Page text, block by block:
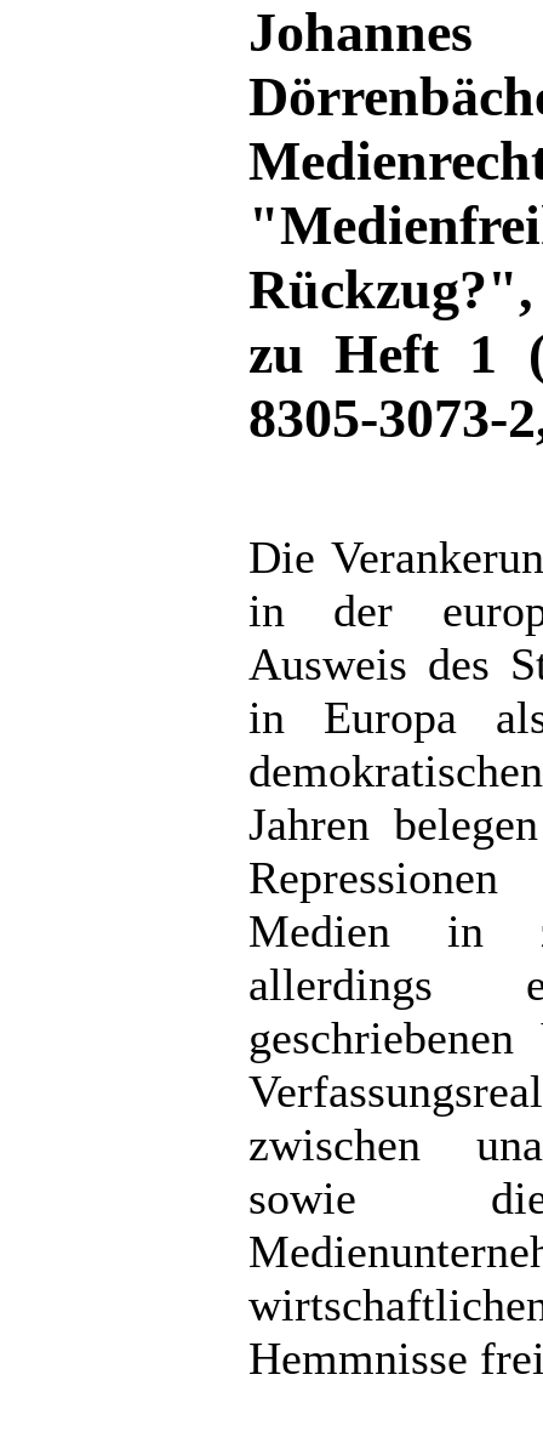
zu Heft 1
8305-3073-
Die
in der
Ausweis des
in Europa
Jahren
Medien in
allerdings
zwischen
sowie
Hemmnisse